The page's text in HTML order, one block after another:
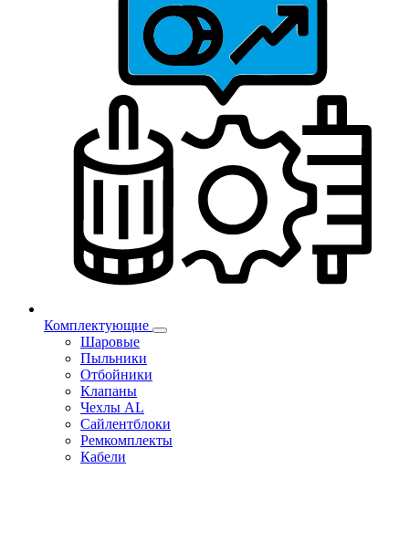
Комплектующие
Шаровые
Пыльники
Отбойники
Клапаны
Чехлы AL
Сайлентблоки
Ремкомплекты
Кабели